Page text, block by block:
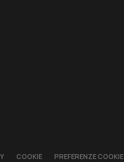
COOKIE PREFERENZE COOKIE